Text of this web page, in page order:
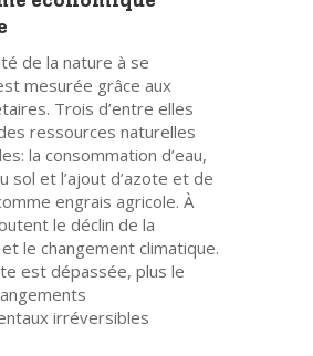
de la nature à se
mesurée grâce aux
Trois d’entre elles
es ressources naturelles
la consommation d’eau,
sol et l’ajout d’azote et de
engrais agricole. À
le déclin de la
le changement climatique.
est dépassée, plus le
irréversibles